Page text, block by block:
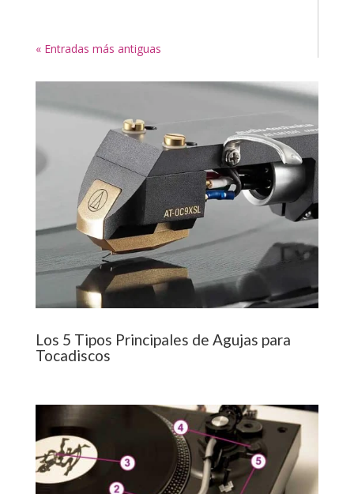
« Entradas más antiguas
Los 5 Tipos Principales de Agujas para
Tocadiscos